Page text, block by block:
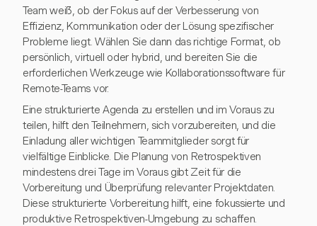
Team weiß, ob der Fokus auf der Verbesserung von
Effizienz, Kommunikation oder der Lösung spezifischer
Probleme liegt. Wählen Sie dann das richtige Format, ob
persönlich, virtuell oder hybrid, und bereiten Sie die
erforderlichen Werkzeuge wie Kollaborationssoftware für
Remote-Teams vor.
Eine strukturierte Agenda zu erstellen und im Voraus zu
teilen, hilft den Teilnehmern, sich vorzubereiten, und die
Einladung aller wichtigen Teammitglieder sorgt für
vielfältige Einblicke. Die Planung von Retrospektiven
mindestens drei Tage im Voraus gibt Zeit für die
Vorbereitung und Überprüfung relevanter Projektdaten.
Diese strukturierte Vorbereitung hilft, eine fokussierte und
produktive Retrospektiven-Umgebung zu schaffen.